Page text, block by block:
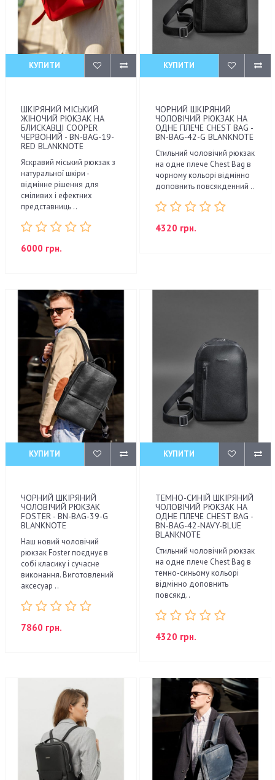
КУПИТИ
ШКІРЯНИЙ МІСЬКИЙ
ЖІНОЧИЙ РЮКЗАК НА
БЛИСКАВЦІ COOPER
ЧЕРВОНИЙ - BN-BAG-19-
RED BLANKNOTE
Яскравий міський рюкзак з
натуральної шкіри -
відмінне рішення для
сміливих і ефектних
представниць ..
6000 грн.
КУПИТИ
ЧОРНИЙ ШКІРЯНИЙ
ЧОЛОВІЧИЙ РЮКЗАК НА
ОДНЕ ПЛЕЧЕ CHEST BAG -
BN-BAG-42-G BLANKNOTE
Стильний чоловічий рюкзак
на одне плече Chest Bag в
чорному кольорі відмінно
доповнить повсякденний ..
4320 грн.
КУПИТИ
ЧОРНИЙ ШКІРЯНИЙ
ЧОЛОВІЧИЙ РЮКЗАК
FOSTER - BN-BAG-39-G
BLANKNOTE
Наш новий чоловічий
рюкзак Foster поєднує в
собі класику і сучасне
виконання. Виготовлений
аксесуар ..
7860 грн.
КУПИТИ
ТЕМНО-СИНІЙ ШКІРЯНИЙ
ЧОЛОВІЧИЙ РЮКЗАК НА
ОДНЕ ПЛЕЧЕ CHEST BAG -
BN-BAG-42-NAVY-BLUE
BLANKNOTE
Стильний чоловічий рюкзак
на одне плече Chest Bag в
темно-синьому кольорі
відмінно доповнить
повсякд..
4320 грн.